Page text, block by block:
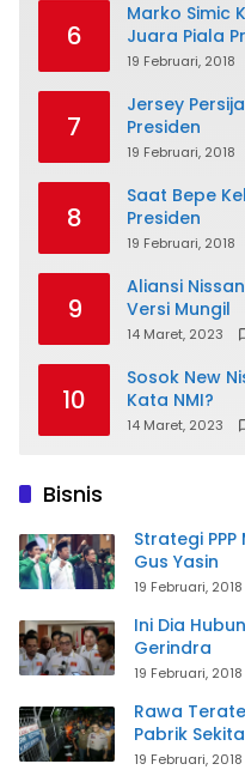
6
Marko Simic
Juara Piala
19 Februari, 2018
7
Jersey
Presiden
19 Februari, 2018
8
Saat Bepe
Presiden
19 Februari, 2018
9
Aliansi
Versi Mungil
14 Maret, 2023
10
Sosok New
Kata NMI?
14 Maret, 2023
Bisnis
Strategi
Gus Yasin
19 Februari, 2018
Ini Dia
Gerindra
19 Februari, 2018
Rawa
Pabrik
19 Februari, 2018